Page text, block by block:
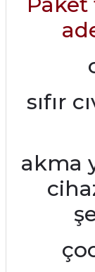
sıfır
akma